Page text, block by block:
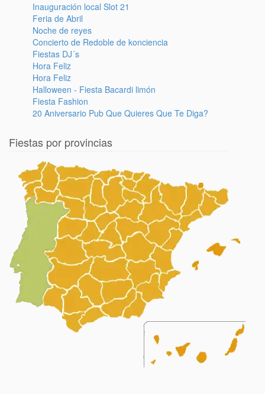
Inauguración local Slot 21
Feria de Abril
Noche de reyes
Concierto de Redoble de konciencia
Fiestas DJ´s
Hora Feliz
Hora Feliz
Halloween - Fiesta Bacardi limón
Fiesta Fashion
20 Aniversario Pub Que Quieres Que Te Diga?
Fiestas por provincias